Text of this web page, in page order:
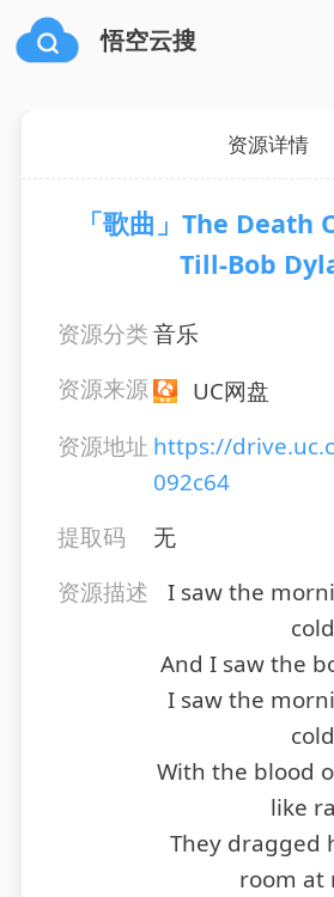
悟空云搜
资源详情
「歌曲」The Death
Till-Bob
资源分类音乐
资源来源
UC网盘
资源地址 https://
092c64
提取码
无
资源描述
I saw the
And I saw the
I saw the
With the blood
like
They dragged
room at